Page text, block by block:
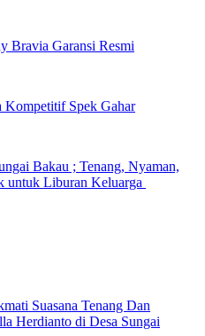
Bravia Garansi Resmi
Spek Gahar
Bakau ; Tenang, Nyaman,
untuk Liburan Keluarga
Suasana Tenang Dan
Herdianto di Desa Sungai